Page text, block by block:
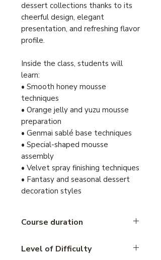
dessert collections thanks to its
cheerful design, elegant
presentation, and refreshing flavor
profile.
Inside the class, students will
learn:
• Smooth honey mousse
techniques
• Orange jelly and yuzu mousse
preparation
• Genmai sablé base techniques
• Special-shaped mousse
assembly
• Velvet spray finishing techniques
• Fantasy and seasonal dessert
decoration styles
Course duration
Level of Difficulty